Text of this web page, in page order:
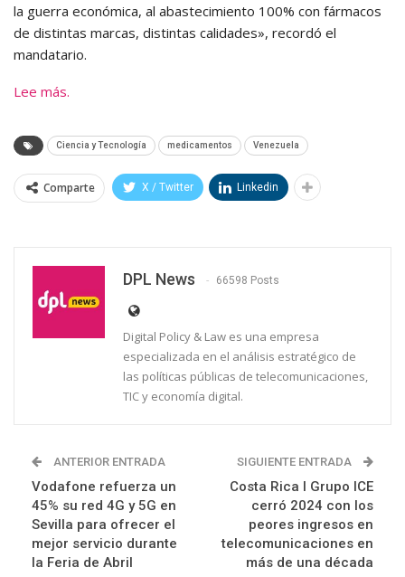
la guerra económica, al abastecimiento 100% con fármacos
de distintas marcas, distintas calidades», recordó el
mandatario.
Lee más.
Ciencia y Tecnología medicamentos Venezuela
Comparte X / Twitter Linkedin
DPL News 66598 Posts
Digital Policy & Law es una empresa
especializada en el análisis estratégico de
las políticas públicas de telecomunicaciones,
TIC y economía digital.
ANTERIOR ENTRADA
Vodafone refuerza un
45% su red 4G y 5G en
Sevilla para ofrecer el
mejor servicio durante
la Feria de Abril
SIGUIENTE ENTRADA
Costa Rica I Grupo ICE
cerró 2024 con los
peores ingresos en
telecomunicaciones en
más de una década